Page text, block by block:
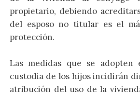
propietario, debiendo
del esposo no titular es el
protección.
Las medidas que se
custodia de los hijos incidirán
atribución del uso de la